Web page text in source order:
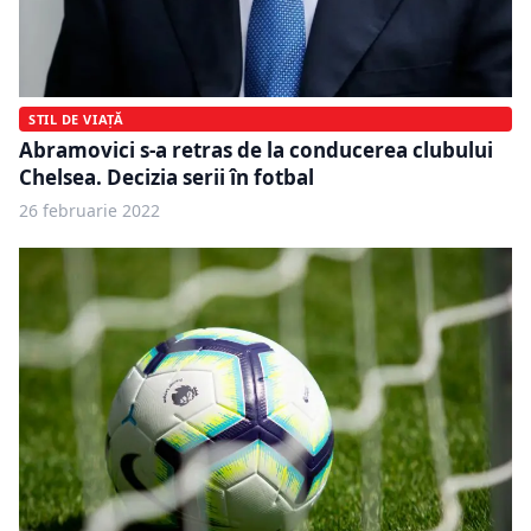
STIL DE VIAȚĂ
Abramovici s-a retras de la conducerea clubului
Chelsea. Decizia serii în fotbal
26 februarie 2022